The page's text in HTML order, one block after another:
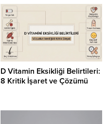
D Vitamin Eksikliği Belirtileri:
8 Kritik İşaret ve Çözümü